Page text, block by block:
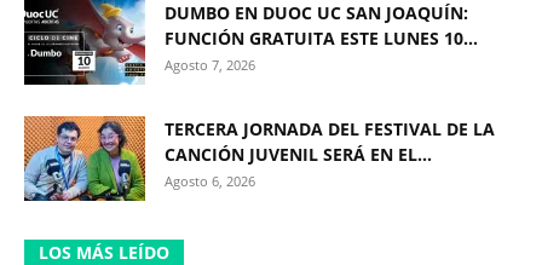
DUMBO EN DUOC UC SAN JOAQUÍN:
FUNCIÓN GRATUITA ESTE LUNES 10...
Agosto 7, 2026
TERCERA JORNADA DEL FESTIVAL DE LA
CANCIÓN JUVENIL SERÁ EN EL...
Agosto 6, 2026
LOS MÁS LEÍDO